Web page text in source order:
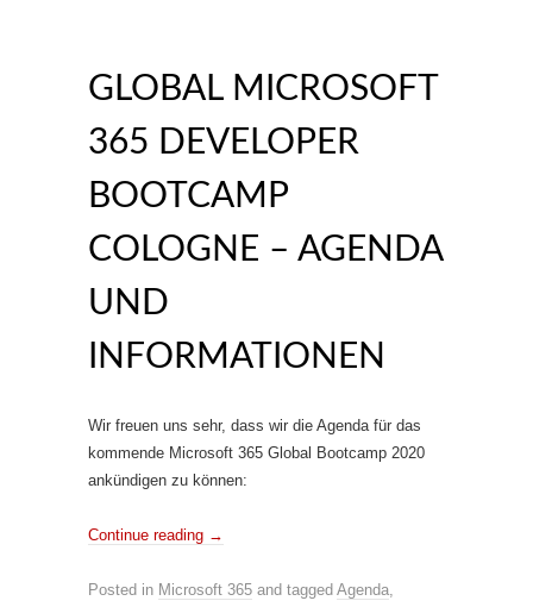
GLOBAL MICROSOFT
365 DEVELOPER
BOOTCAMP
COLOGNE – AGENDA
UND
INFORMATIONEN
Wir freuen uns sehr, dass wir die Agenda für das
kommende Microsoft 365 Global Bootcamp 2020
ankündigen zu können:
Continue reading →
Posted in Microsoft 365 and tagged Agenda,